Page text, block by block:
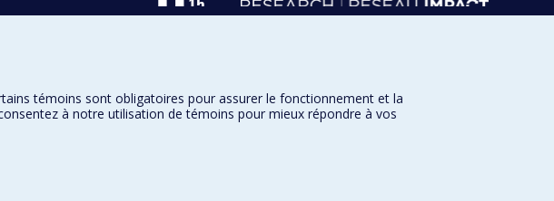
témoins sont obligatoires pour assurer le fonctionnement et la
à notre utilisation de témoins pour mieux répondre à vos